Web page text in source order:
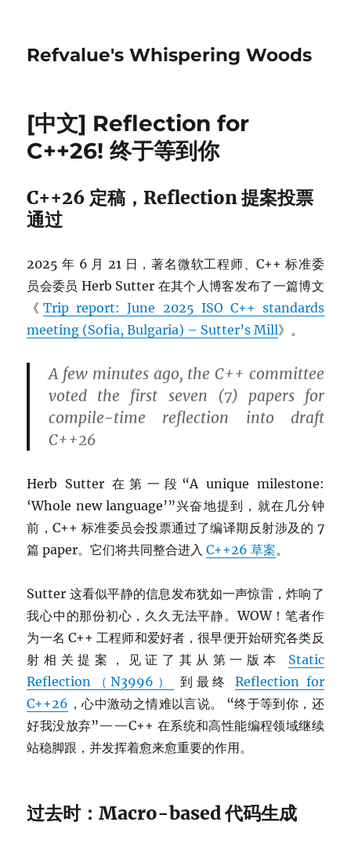
Refvalue's Whispering Woods
[中文] Reflection for
C++26! 终于等到你
C++26 定稿，Reflection 提案投票
通过
2025 年 6 月 21 日，著名微软工程师、C++ 标准委
员会委员 Herb Sutter 在其个人博客发布了一篇博文
《Trip report: June 2025 ISO C++ standards
meeting (Sofia, Bulgaria) – Sutter’s Mill》。
A few minutes ago, the C++ committee
voted the first seven (7) papers for
compile-time reflection into draft
C++26
Herb Sutter 在第一段“A unique milestone:
‘Whole new language’”兴奋地提到，就在几分钟
前，C++ 标准委员会投票通过了编译期反射涉及的 7
篇 paper。它们将共同整合进入C++26 草案。
Sutter 这看似平静的信息发布犹如一声惊雷，炸响了
我心中的那份初心，久久无法平静。WOW！笔者作
为一名 C++ 工程师和爱好者，很早便开始研究各类反
射相关提案，见证了其从第一版本 Static
Reflection（N3996）
到最终Reflection for
C++26 ，心中激动之情难以言说。 “终于等到你，还
好我没放弃”——C++ 在系统和高性能编程领域继续
站稳脚跟，并发挥着愈来愈重要的作用。
过去时：Macro-based 代码生成